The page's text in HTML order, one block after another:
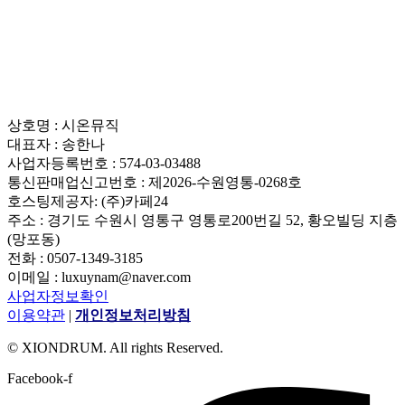
상호명 : 시온뮤직
대표자 : 송한나
사업자등록번호 : 574-03-03488
통신판매업신고번호 : 제2026-수원영통-0268호
호스팅제공자: (주)카페24
주소 : 경기도 수원시 영통구 영통로200번길 52, 황오빌딩 지층
(망포동)
전화 : 0507-1349-3185
이메일 : luxuynam@naver.com
사업자정보확인
이용약관 | 개인정보처리방침
© XIONDRUM. All rights Reserved.
Facebook-f